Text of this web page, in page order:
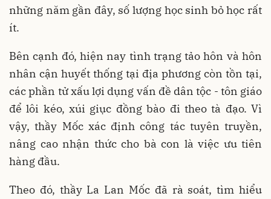
những năm gần đây, số lượng học sinh bỏ học rất
ít.
Bên cạnh đó, hiện nay tình trạng tảo hôn và hôn
nhân cận huyết thống tại địa phương còn tồn tại,
các phần tử xấu lợi dụng vấn đề dân tộc - tôn giáo
để lôi kéo, xúi giục đồng bào đi theo tà đạo. Vì
vậy, thầy Mốc xác định công tác tuyên truyền,
nâng cao nhận thức cho bà con là việc ưu tiên
hàng đầu.
Theo đó, thầy La Lan Mốc đã rà soát, tìm hiểu